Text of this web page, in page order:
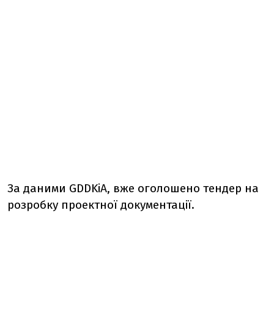
За даними GDDKiA, вже оголошено тендер на
розробку проектної документації.